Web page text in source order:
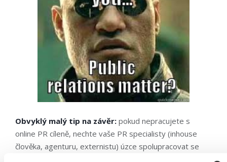
Obvyklý malý tip na závěr: pokud nepracujete s
online PR cíleně, nechte vaše PR specialisty (inhouse
člověka, agenturu, externistu) úzce spolupracovat se